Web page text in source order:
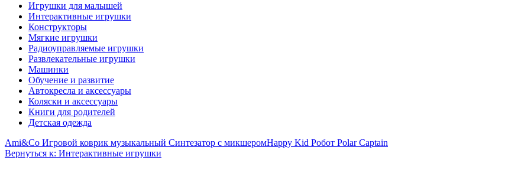
Игрушки для малышей
Интерактивные игрушки
Конструкторы
Мягкие игрушки
Радиоуправляемые игрушки
Развлекательные игрушки
Машинки
Обучение и развитие
Автокресла и аксессуары
Коляски и аксессуары
Книги для родителей
Детская одежда
Ami&Co Игровой коврик музыкальный Синтезатор с микшеромHappy Kid Робот Polar Captain
Вернуться к: Интерактивные игрушки